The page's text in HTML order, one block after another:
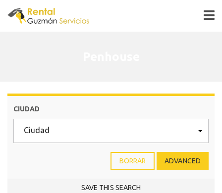
CIUDAD
Ciudad
BORRAR ADVANCED
SAVE THIS SEARCH